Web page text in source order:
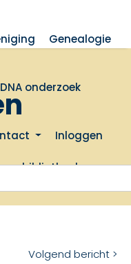
Genealogie
DNA onderzoek
Inloggen
bibliotheek
Volgend bericht >